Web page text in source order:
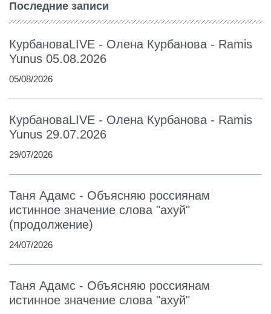
Последние записи
КурбановаLIVE - Олена Курбанова - Ramis
Yunus 05.08.2026
05/08/2026
КурбановаLIVE - Олена Курбанова - Ramis
Yunus 29.07.2026
29/07/2026
Таня Адамс - Объясняю россиянам
истинное значение слова "ахуй"
(продолжение)
24/07/2026
Таня Адамс - Объясняю россиянам
истинное значение слова "ахуй"